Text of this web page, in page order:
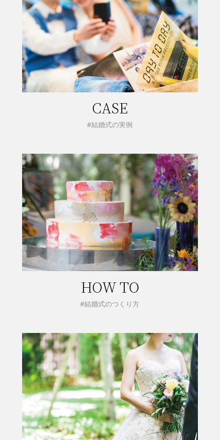
CASE
#結婚式の実例
HOW TO
#結婚式のつくり方